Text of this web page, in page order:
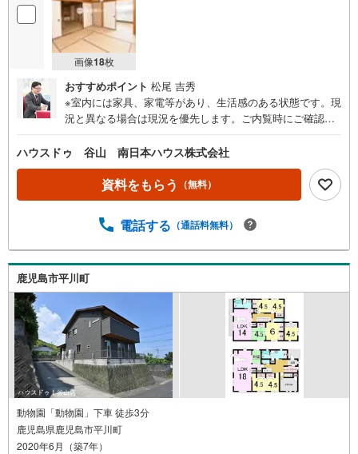
画像18枚
おすすめポイント 松尾 吉秀
※室内には家具、家電等があり、生活感のある状態です。現
況と異なる場合は現況を優先します。ご内覧時にご確認く
位野駅まで歩8分・平屋建て・4K・リフォーム歴あり・室
内状態良好・駐車2台可・眺望良好●主な周辺環境・福平小
学校まで徒歩13分（約1020m）・福平中学校まで徒歩17分
（約1340m）・JR五位野駅まで徒歩8分（約640m）・セブ
ハウスドゥ 谷山 南日本ハウス株式会社
資料をもらう （無料）
電話する （通話料無料）
鹿児島市平川町
動物園「動物園」下車 徒歩3分
鹿児島県鹿児島市平川町
2020年6月（築7年）